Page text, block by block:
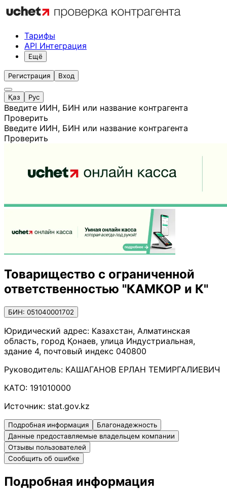
Тарифы
API Интеграция
Ещё
Регистрация Вход
Қаз Рус
Введите ИИН, БИН или название контрагента
Проверить
Введите ИИН, БИН или название контрагента
Проверить
Товарищество с ограниченной
ответственностью "КАМКОР и К"
БИН: 051040001702
Юридический адрес: Казахстан, Алматинская
область, город Қонаев, улица Индустриальная,
здание 4, почтовый индекс 040800
Руководитель: КАШАГАНОВ ЕРЛАН ТЕМИРГАЛИЕВИЧ
КАТО: 191010000
Источник: stat.gov.kz
Подробная информация
Благонадежность
Данные предоставляемые владельцем компании
Отзывы пользователей
Сообщить об ошибке
Подробная информация